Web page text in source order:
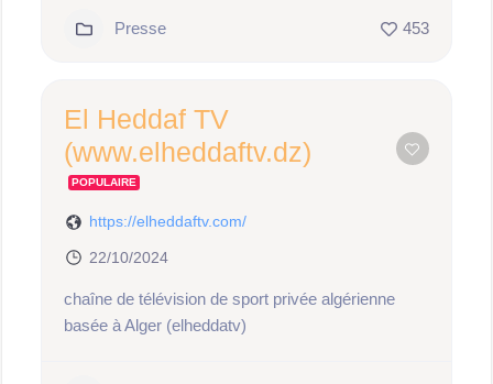
Presse 453
El Heddaf TV
(www.elheddaftv.dz)
POPULAIRE
https://elheddaftv.com/
22/10/2024
chaîne de télévision de sport privée algérienne
basée à Alger (elheddatv)